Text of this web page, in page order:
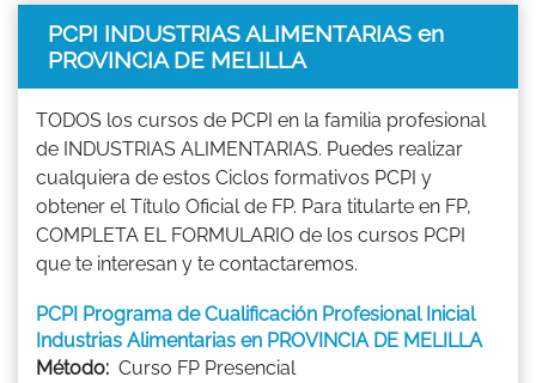
PCPI INDUSTRIAS ALIMENTARIAS en
PROVINCIA DE MELILLA
TODOS los cursos de PCPI en la familia profesional
de INDUSTRIAS ALIMENTARIAS. Puedes realizar
cualquiera de estos Ciclos formativos PCPI y
obtener el Título Oficial de FP. Para titularte en FP,
COMPLETA EL FORMULARIO de los cursos PCPI
que te interesan y te contactaremos.
PCPI Programa de Cualificación Profesional Inicial
Industrias Alimentarias en PROVINCIA DE MELILLA
Método: Curso FP Presencial